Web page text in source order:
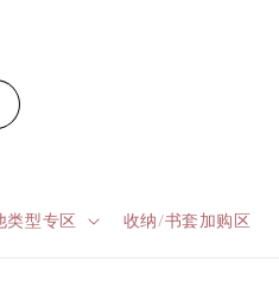
类型专区 收纳/书套加购区